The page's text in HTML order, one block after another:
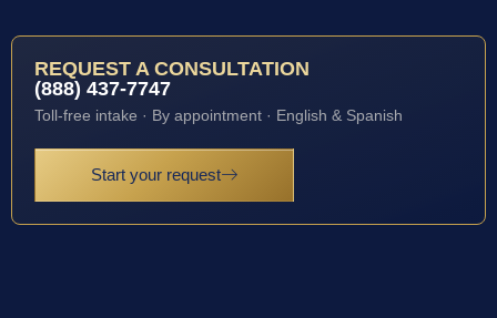
REQUEST A CONSULTATION
(888) 437-7747
Toll-free intake · By appointment · English & Spanish
Start your request